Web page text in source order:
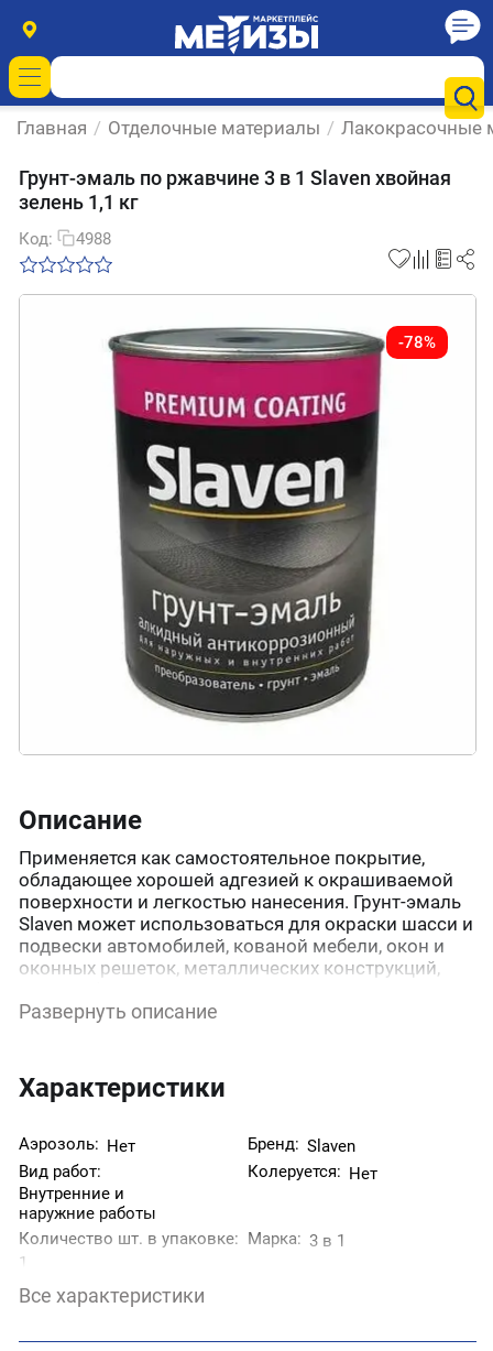
Главная / Отделочные материалы / Лакокрасочные
Грунт-эмаль по ржавчине 3 в 1 Slaven хвойная
зелень 1,1 кг
Код: 4988
-78%
Описание
Применяется как самостоятельное покрытие,
обладающее хорошей адгезией к окрашиваемой
поверхности и легкостью нанесения. Грунт-эмаль
Slaven может использоваться для окраски шасси и
подвески автомобилей, кованой мебели, окон и
оконных решеток, металлических конструкций,
жесткого ПВХ. Не требует предварительного
останавливает дальнейшее коррозионное
разрушение металла. Покрытие грунт-эмали
воздействию моющих средств, обладает высокой
ударопрочностью.
Развернуть описание
Характеристики
Аэрозоль: Нет Бренд: Slaven
Вид работ:
Внутренние и
наружние работы
Колеруется: Нет
Количество шт. в упаковке:
1
Марка: 3 в 1
Назначение: Для металла
Россия
Все характеристики